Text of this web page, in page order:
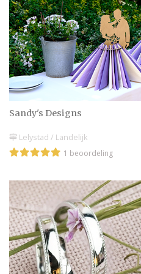
onvergetelijke dag te
Wij wensen jullie veel
plannen van deze
een geweldige tijd van
moment!
Sandy's Designs
Lelystad / Landelijk
1 beoordeling